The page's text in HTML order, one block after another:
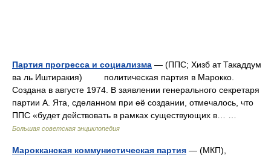
Партия прогресса и социализма — (ППС; Хизб ат Такаддум
ва ль Иштиракия) политическая партия в Марокко.
Создана в августе 1974. В заявлении генерального секретаря
партии А. Ята, сделанном при её создании, отмечалось, что
ППС «будет действовать в рамках существующих в… …
Большая советская энциклопедия
Марокканская коммунистическая партия — (МКП),